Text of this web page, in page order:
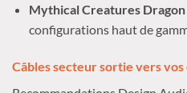
Mythical Creatures
configurations haut de
Câbles secteur sortie vers